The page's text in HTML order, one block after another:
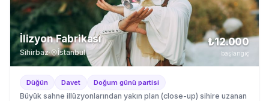
İlizyon Fabrikası
Sihirbaz· İstanbul
₺12.000
başlangıç
Düğün Davet Doğum günü partisi
Büyük sahne illüzyonlarından yakın plan (close-up) sihire uzanan